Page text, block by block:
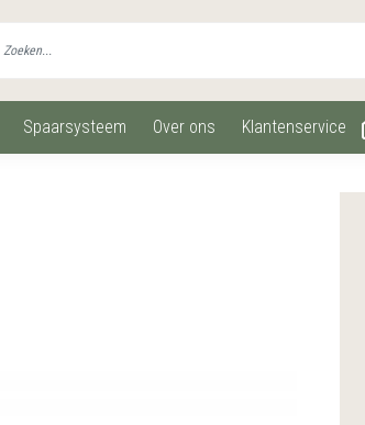
spaarsysteem over ons klantenservice